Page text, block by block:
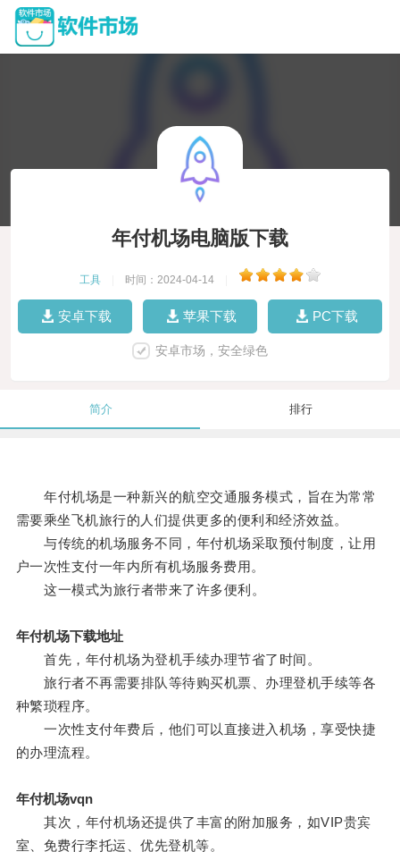
年付机场电脑版下载
工具 时间：2024-04-14
安卓下载 苹果下载 PC下载
安卓市场，安全绿色
简介 排行
年付机场是一种新兴的航空交通服务模式，旨在为常常
需要乘坐飞机旅行的人们提供更多的便利和经济效益。
与传统的机场服务不同，年付机场采取预付制度，让用
户一次性支付一年内所有机场服务费用。
这一模式为旅行者带来了许多便利。
年付机场下载地址
首先，年付机场为登机手续办理节省了时间。
旅行者不再需要排队等待购买机票、办理登机手续等各
种繁琐程序。
一次性支付年费后，他们可以直接进入机场，享受快捷
的办理流程。
年付机场vqn
其次，年付机场还提供了丰富的附加服务，如VIP贵宾
室、免费行李托运、优先登机等。